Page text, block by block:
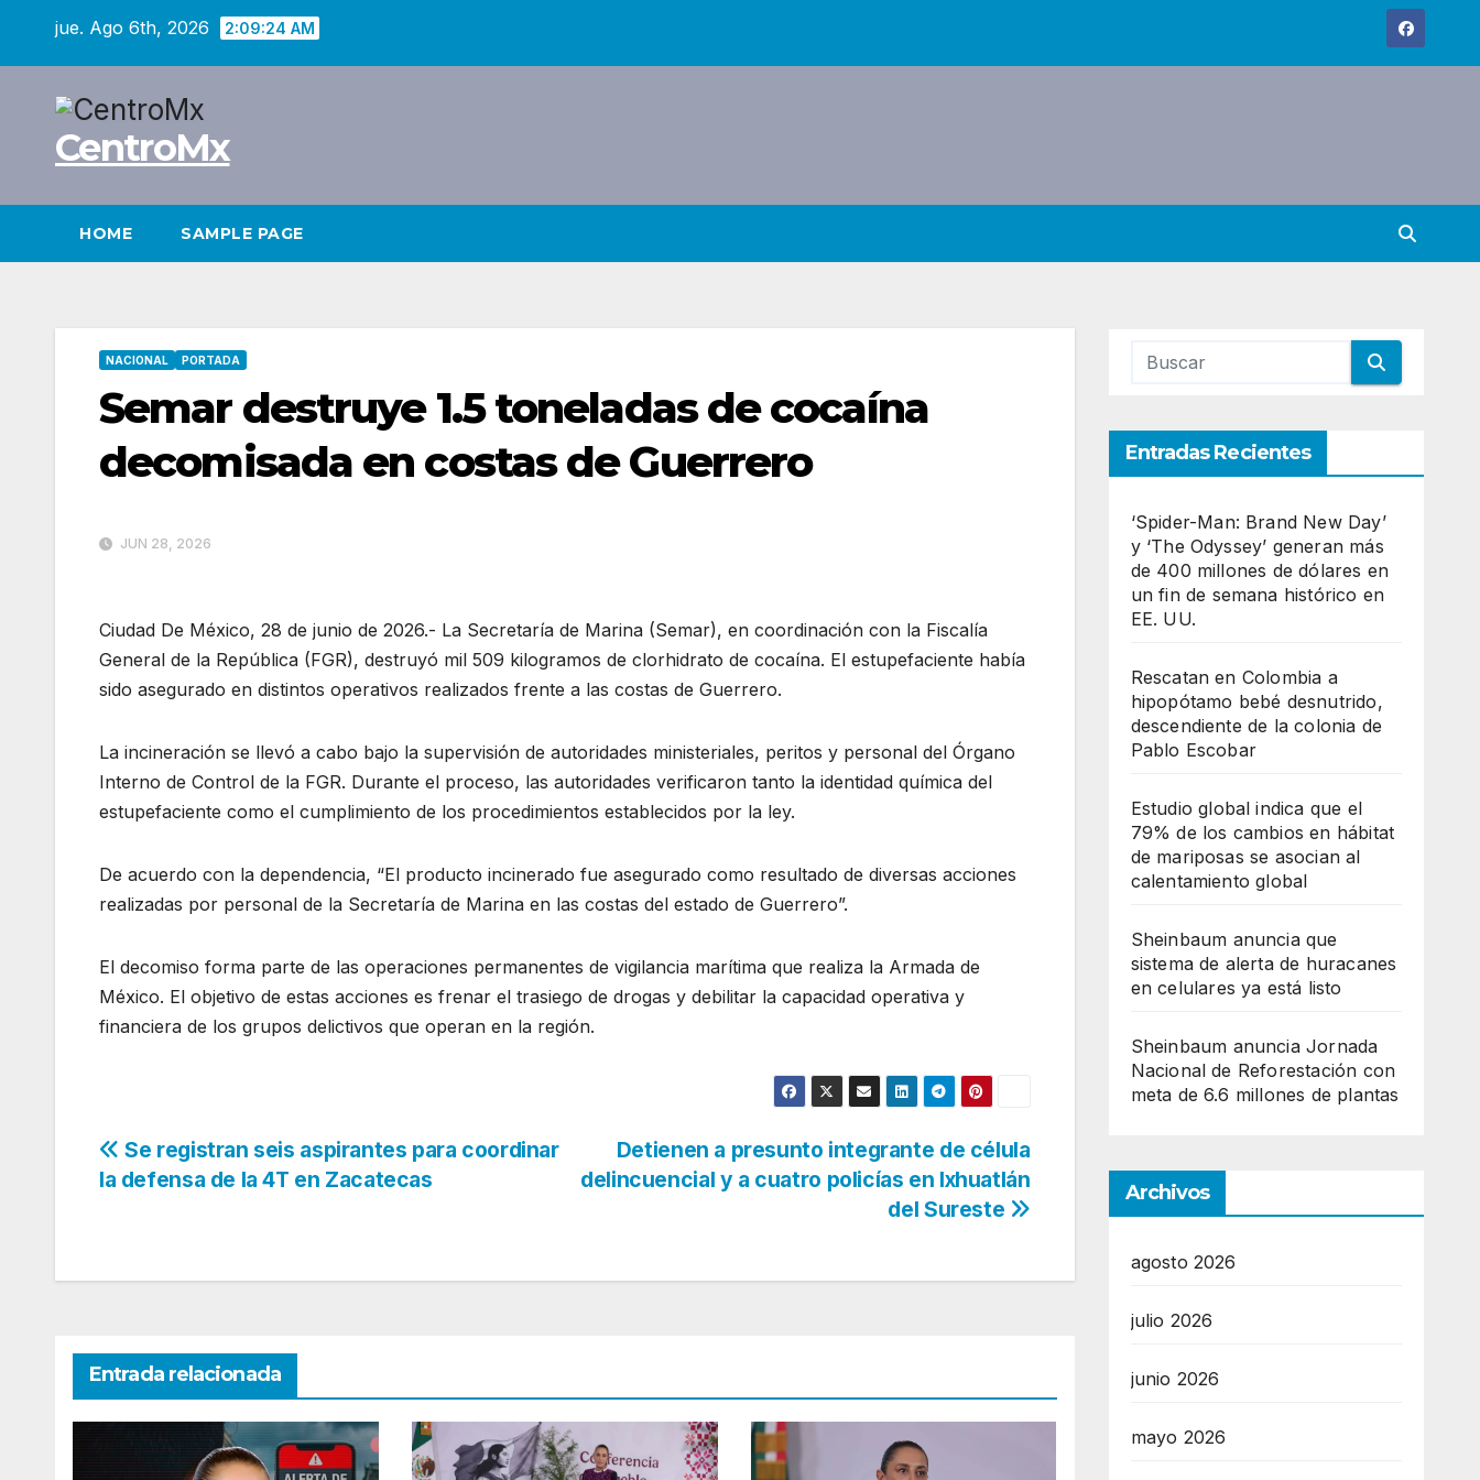
jue. Ago 6th, 2026 2:09:24 AM
CentroMx
HOME SAMPLE PAGE
NACIONAL PORTADA
Semar destruye 1.5 toneladas de cocaína
decomisada en costas de Guerrero
JUN 28, 2026
Ciudad De México, 28 de junio de 2026.- La Secretaría de Marina (Semar), en coordinación con la Fiscalía
General de la República (FGR), destruyó mil 509 kilogramos de clorhidrato de cocaína. El estupefaciente había
sido asegurado en distintos operativos realizados frente a las costas de Guerrero.
La incineración se llevó a cabo bajo la supervisión de autoridades ministeriales, peritos y personal del Órgano
Interno de Control de la FGR. Durante el proceso, las autoridades verificaron tanto la identidad química del
estupefaciente como el cumplimiento de los procedimientos establecidos por la ley.
De acuerdo con la dependencia, “El producto incinerado fue asegurado como resultado de diversas acciones
realizadas por personal de la Secretaría de Marina en las costas del estado de Guerrero”.
El decomiso forma parte de las operaciones permanentes de vigilancia marítima que realiza la Armada de
México. El objetivo de estas acciones es frenar el trasiego de drogas y debilitar la capacidad operativa y
financiera de los grupos delictivos que operan en la región.
Navegación
Detienen a presunto integrante de célula
delincuencial y a cuatro policías en Ixhuatlán
del Sureste
Se registran seis aspirantes para coordinar
la defensa de la 4T en Zacatecas
Entrada relacionada
Entradas Recientes
‘Spider-Man: Brand New Day’
y ‘The Odyssey’ generan más
de 400 millones de dólares en
un fin de semana histórico en
EE. UU.
Rescatan en Colombia a
hipopótamo bebé desnutrido,
descendiente de la colonia de
Pablo Escobar
Estudio global indica que el
79% de los cambios en hábitat
de mariposas se asocian al
calentamiento global
Sheinbaum anuncia que
sistema de alerta de huracanes
en celulares ya está listo
Sheinbaum anuncia Jornada
Nacional de Reforestación con
meta de 6.6 millones de plantas
Archivos
agosto 2026
julio 2026
junio 2026
mayo 2026